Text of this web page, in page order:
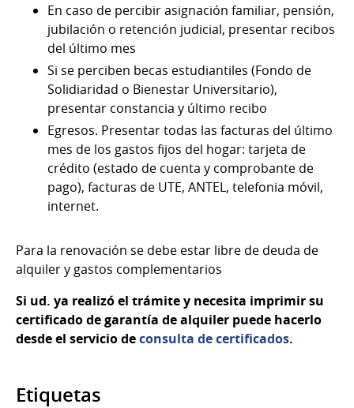
En caso de percibir asignación familiar, pensión,
jubilación o retención judicial, presentar recibos
del último mes
Si se perciben becas estudiantiles (Fondo de
Solidiaridad o Bienestar Universitario),
presentar constancia y último recibo
Egresos. Presentar todas las facturas del último
mes de los gastos fijos del hogar: tarjeta de
crédito (estado de cuenta y comprobante de
pago), facturas de UTE, ANTEL, telefonia móvil,
internet.
Para la renovación se debe estar libre de deuda de
alquiler y gastos complementarios
Si ud. ya realizó el trámite y necesita imprimir su
certificado de garantía de alquiler puede hacerlo
desde el servicio deconsulta de certificados.
Etiquetas